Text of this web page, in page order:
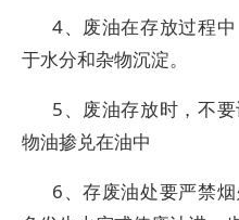
4、废油在存放过程
于水分和杂物沉淀。
5、废油存放时，不
物油掺兑在油中
6、存废油处要严禁